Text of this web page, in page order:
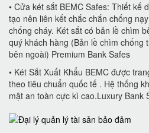
• Cửa két sắt BEMC Safes: Thiết kế
tạo nên liên kết chắc chắn chống
chống cháy. Két sắt có bản lề chìm
quý khách hàng (Bản lề chìm chống
bên ngoài) Premium Bank Safes
• Két Sắt Xuất Khẩu BEMC được
theo tiêu chuẩn quốc tế . Hệ thống
mật an toàn cực kì cao.Luxury Bank